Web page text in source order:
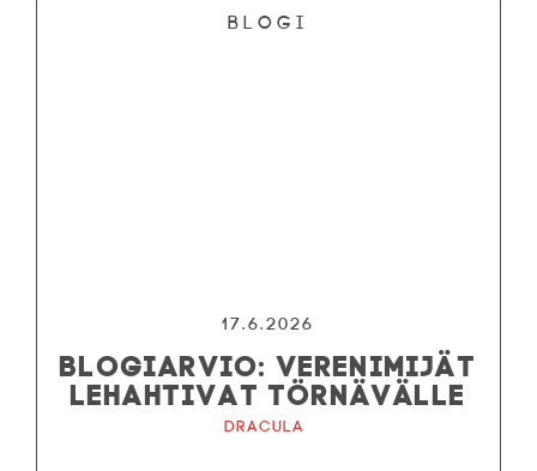
Blogi
17.6.2026
BLOGIARVIO: VERENIMIJÄT
LEHAHTIVAT TÖRNÄVÄLLE
Dracula